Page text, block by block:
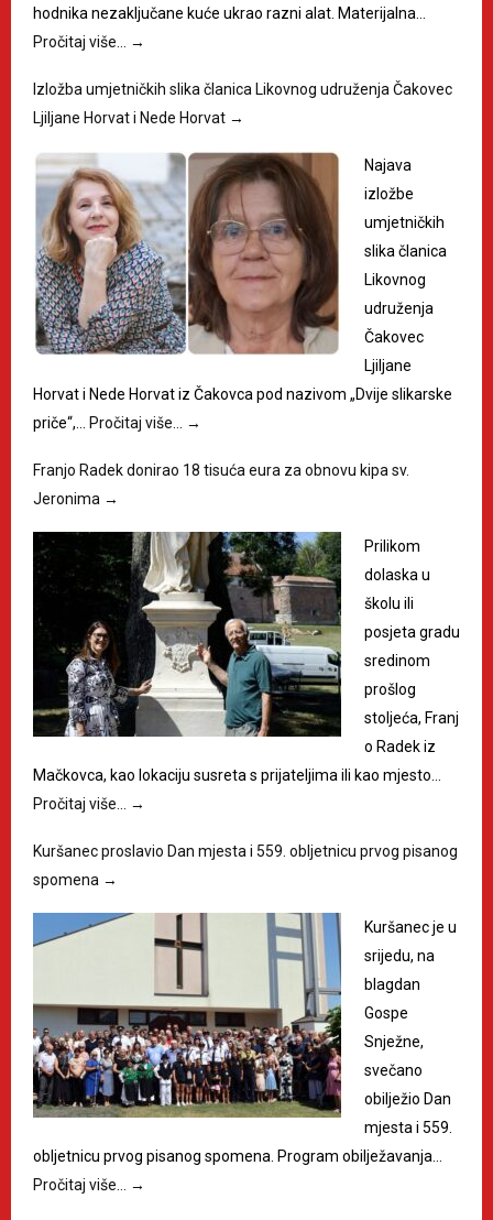
hodnika nezaključane kuće ukrao razni alat. Materijalna…
Pročitaj više…
→
Izložba umjetničkih slika članica Likovnog udruženja Čakovec
Ljiljane Horvat i Nede Horvat →
Najava
izložbe
umjetničkih
slika članica
Likovnog
udruženja
Čakovec
Ljiljane
Horvat i Nede Horvat iz Čakovca pod nazivom „Dvije slikarske
priče“,…
Pročitaj više… →
Franjo Radek donirao 18 tisuća eura za obnovu kipa sv.
Jeronima →
Prilikom
dolaska u
školu ili
posjeta gradu
sredinom
prošlog
stoljeća, Franj
o Radek iz
Mačkovca, kao lokaciju susreta s prijateljima ili kao mjesto…
Pročitaj više…
→
Kuršanec proslavio Dan mjesta i 559. obljetnicu prvog pisanog
spomena →
Kuršanec je u
srijedu, na
blagdan
Gospe
Snježne,
svečano
obilježio Dan
mjesta i 559.
obljetnicu prvog pisanog spomena. Program obilježavanja…
Pročitaj više…
→